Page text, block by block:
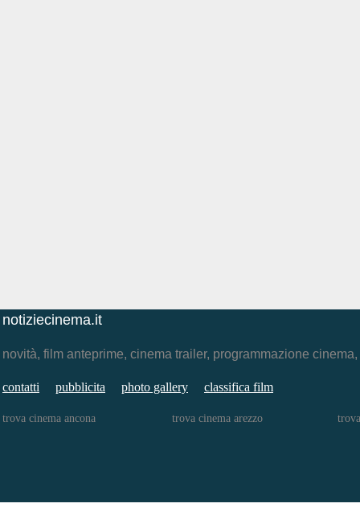
notiziecinema.it
novità, film anteprime, cinema trailer, programmazione
contatti pubblicita photo gallery classifica film
trova cinema ancona trova cinema arezzo